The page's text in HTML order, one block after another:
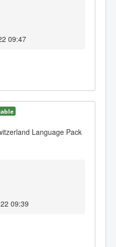
09:47
Language Pack
09:39